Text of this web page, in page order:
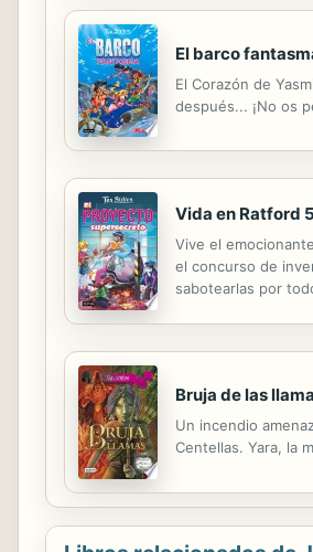
El barco
El Corazón de
después... ¡No os
Vida en Ratford
Vive el
el concurso de
sabotearlas por
Bruja de las
Un incendio
Centellas. Yara, la